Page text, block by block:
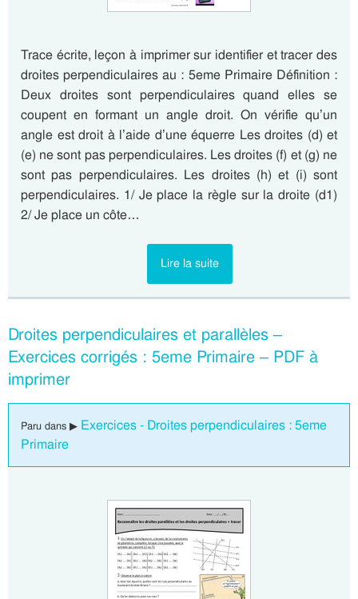
Trace écrite, leçon à imprimer sur identifier et tracer des
droites perpendiculaires au : 5eme Primaire Définition :
Deux droites sont perpendiculaires quand elles se
coupent en formant un angle droit. On vérifie qu’un
angle est droit à l’aide d’une équerre Les droites (d) et
(e) ne sont pas perpendiculaires. Les droites (f) et (g) ne
sont pas perpendiculaires. Les droites (h) et (i) sont
perpendiculaires. 1/ Je place la règle sur la droite (d1)
2/ Je place un côte…
Lire la suite
Droites perpendiculaires et parallèles –
Exercices corrigés : 5eme Primaire – PDF à
imprimer
Paru dans ▶ Exercices - Droites perpendiculaires : 5eme
Primaire